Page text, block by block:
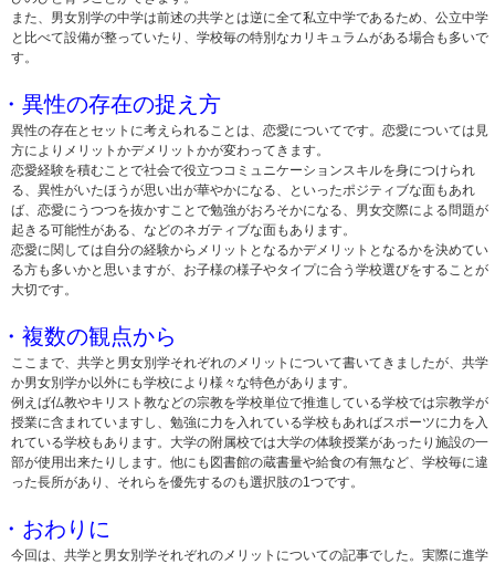
また、男女別学の中学は前述の共学とは逆に全て私立中学であるため、公立中学
と比べて設備が整っていたり、学校毎の特別なカリキュラムがある場合も多いで
す。
・異性の存在の捉え方
異性の存在とセットに考えられることは、恋愛についてです。恋愛については見
方によりメリットかデメリットかが変わってきます。
恋愛経験を積むことで社会で役立つコミュニケーションスキルを身につけられ
る、異性がいたほうが思い出が華やかになる、といったポジティブな面もあれ
ば、恋愛にうつつを抜かすことで勉強がおろそかになる、男女交際による問題が
起きる可能性がある、などのネガティブな面もあります。
恋愛に関しては自分の経験からメリットとなるかデメリットとなるかを決めてい
る方も多いかと思いますが、お子様の様子やタイプに合う学校選びをすることが
大切です。
・複数の観点から
ここまで、共学と男女別学それぞれのメリットについて書いてきましたが、共学
か男女別学か以外にも学校により様々な特色があります。
例えば仏教やキリスト教などの宗教を学校単位で推進している学校では宗教学が
授業に含まれていますし、勉強に力を入れている学校もあればスポーツに力を入
れている学校もあります。大学の附属校では大学の体験授業があったり施設の一
部が使用出来たりします。他にも図書館の蔵書量や給食の有無など、学校毎に違
った長所があり、それらを優先するのも選択肢の1つです。
・おわりに
今回は、共学と男女別学それぞれのメリットについての記事でした。実際に進学